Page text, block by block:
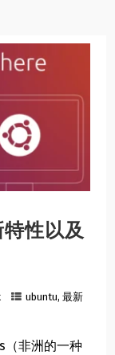
性以及
ubuntu,最新
（非洲的一种